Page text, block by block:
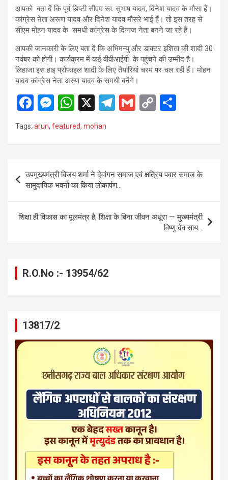
आपको बता दें कि पूर्व डिप्टी सीएम स्व. सुभाष यादव, दिनेश यादव के मौसा हैं।
कांग्रेस नेता अरूण यादव और दिनेश यादव मौसरे भाई हैं। तो इस तरह से
सीएम मोहन यादव के समधी कांग्रेस के दिग्गज नेता बनने जा रहे हैं।
आपकी जानकारी के लिए बता दें कि अभिमन्यु और डाक्टर इशिता की शादी 30
नवंबर को होगी। कार्यक्रम में कई वीवीआईपी के पहुंचने की उम्मीद है।
लिहाजा इस हाइ प्रोफाइल शादी के लिए तैयारियां चरम पर चल रही हैं। मोहन
यादव कांग्रेस नेता अरुण यादव के समधी बनेंगे।
F
ce
o
o
k
M
es
se
g
er
W
h
at
A
p
p
X
T
a
m
G
C
n
Tags: arun, featured, mohan
navigation
उपमुख्यमंत्री विजय शर्मा ने देवांगन समाज एवं क्षत्रिय पवार समाज के
सामुदायिक भवनों का किया लोकार्पण…
शिक्षा ही विकास का मूलमंत्र है, शिक्षा के बिना जीवन अधूरा — मुख्यमंत्री
विष्णु देव साय…
R.O.No :- 13954/62
13817/2